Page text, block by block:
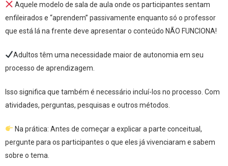
Aquele modelo de sala de aula onde os participantes sentam
enfileirados e “aprendem” passivamente enquanto só o professor
que está lá na frente deve apresentar o conteúdo NÃO FUNCIONA!
Adultos têm uma necessidade maior de autonomia em seu
processo de aprendizagem.
Isso significa que também é necessário incluí-los no processo. Com
atividades, perguntas, pesquisas e outros métodos.
Na prática: Antes de começar a explicar a parte conceitual,
pergunte para os participantes o que eles já vivenciaram e sabem
sobre o tema.